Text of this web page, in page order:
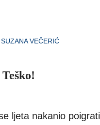
SUZANA VEČERIĆ
ljeta nakanio poigrati